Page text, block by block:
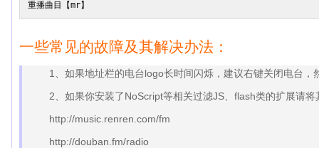
一些常见的故障及其解决办法：
1、如果地址栏的电台logo长时间闪烁，建议右键关闭电台，
2、如果你安装了NoScript等相关过滤JS、flash类的扩展请将
http://music.renren.com/fm
http://douban.fm/radio